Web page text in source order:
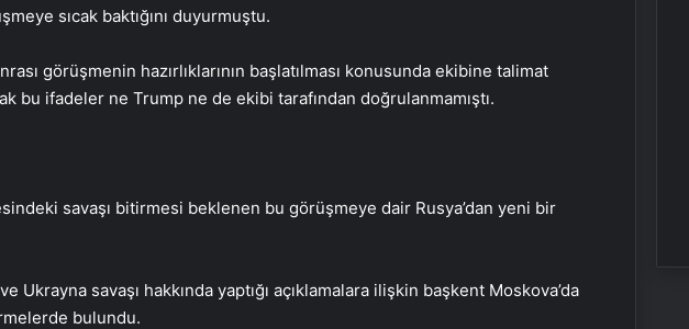
sıcak baktığını duyurmuştu.
görüşmenin hazırlıklarının başlatılması konusunda ekibine talimat
bu ifadeler ne Trump ne de ekibi tarafından doğrulanmamıştı.
savaşı bitirmesi beklenen bu görüşmeye dair Rusya’dan yeni bir
Ukrayna savaşı hakkında yaptığı açıklamalara ilişkin başkent Moskova’da
bulundu.